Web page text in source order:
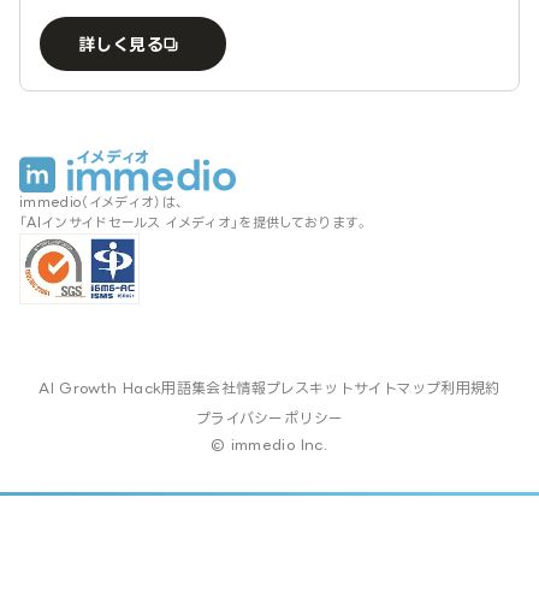
詳しく見る
immedio（イメディオ）は、
「AIインサイドセールス イメディオ」を提供しております。
AI Growth Hack用語集会社情報プレスキットサイトマップ利用規約
プライバシーポリシー
© immedio Inc.